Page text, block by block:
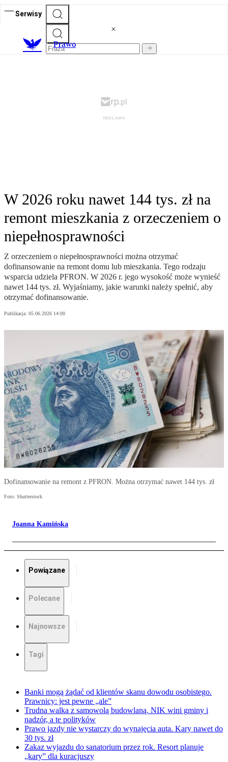
Serwisy
Prawo
W 2026 roku nawet 144 tys. zł na
remont mieszkania z orzeczeniem o
niepełnosprawności
Z orzeczeniem o niepełnosprawności można otrzymać
dofinansowanie na remont domu lub mieszkania. Tego rodzaju
wsparcia udziela PFRON. W 2026 r. jego wysokość może wynieść
nawet 144 tys. zł. Wyjaśniamy, jakie warunki należy spełnić, aby
otrzymać dofinansowanie.
Publikacja: 05.06.2026 14:00
Dofinansowanie na remont z PFRON. Można otrzymać nawet 144 tys. zł
Foto: Shutterstock
Joanna Kamińska
Powiązane
Polecane
Najnowsze
Tagi
Banki mogą żądać od klientów skanu dowodu osobistego.
Prawnicy: jest pewne „ale”
Trudna walka z samowolą budowlaną. NIK wini gminy i
nadzór, a te polityków
Prawo jazdy nie wystarczy do wynajęcia auta. Kary nawet do
30 tys. zł
Zakaz wyjazdu do sanatorium przez rok. Resort planuje
„kary” dla kuracjuszy